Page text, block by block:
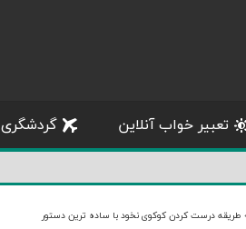
تعبیر خواب آنلاین گردشگری
طریقه درست کردن کوکوی نخود با ساده ترین دستور